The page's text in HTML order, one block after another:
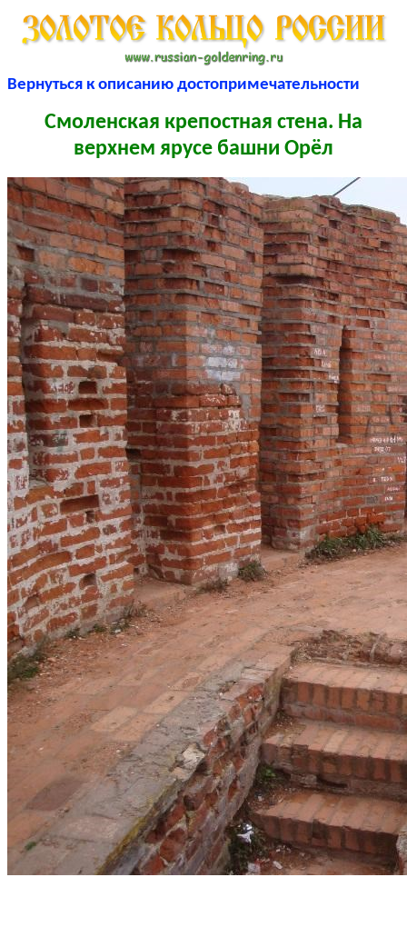
Вернуться к описанию достопримечательности
Смоленская крепостная стена. На
верхнем ярусе башни Орёл